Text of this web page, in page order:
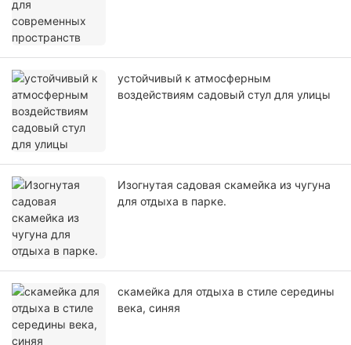
устойчивый к атмосферным
воздействиям садовый стул для улицы
Изогнутая садовая скамейка из чугуна
для отдыха в парке.
скамейка для отдыха в стиле середины
века, синяя